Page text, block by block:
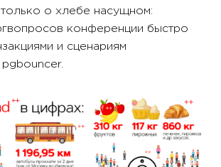
о хлебе насущном:
конференции быстро
и сценариям
pgbouncer.